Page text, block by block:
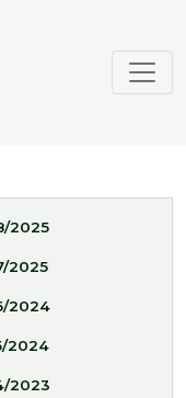
2025
2025
2024
2024
2023